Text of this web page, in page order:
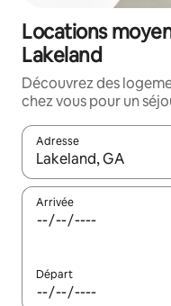
Locations
Lakeland
Découvrez des
chez vous pour un
Adresse
Lorsque les résultats
Arrivée
Départ